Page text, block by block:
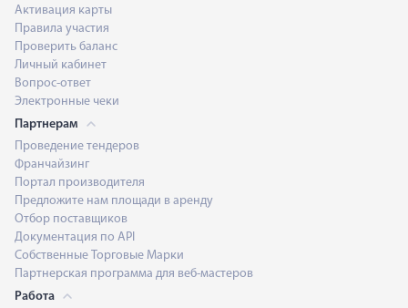
Активация карты
Правила участия
Проверить баланс
Личный кабинет
Вопрос-ответ
Электронные чеки
Партнерам
Проведение тендеров
Франчайзинг
Портал производителя
Предложите нам площади в аренду
Отбор поставщиков
Документация по API
Собственные Торговые Марки
Партнерская программа для веб-мастеров
Работа